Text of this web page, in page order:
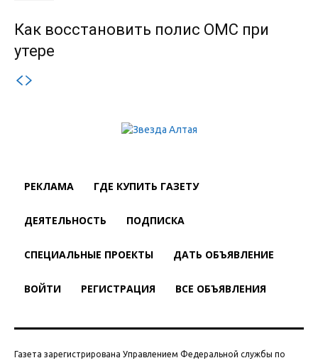
Как восстановить полис ОМС при
утере
РЕКЛАМА ГДЕ КУПИТЬ ГАЗЕТУ
ДЕЯТЕЛЬНОСТЬ ПОДПИСКА
СПЕЦИАЛЬНЫЕ ПРОЕКТЫ ДАТЬ ОБЪЯВЛЕНИЕ
ВОЙТИ РЕГИСТРАЦИЯ ВСЕ ОБЪЯВЛЕНИЯ
Газета зарегистрирована Управлением Федеральной службы по